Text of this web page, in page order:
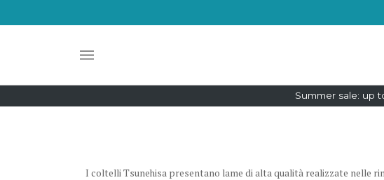
Summer sale: up
I coltelli Tsunehisa presentano lame di alta qualità realizzate nelle